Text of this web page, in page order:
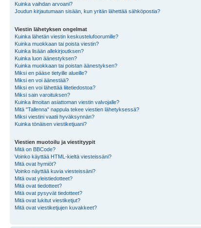
Kuinka vaihdan arvoani?
Joudun kirjautumaan sisään, kun yritän lähettää sähköpostia?
Viestin lähetyksen ongelmat
Kuinka lähetän viestin keskustelufoorumille?
Kuinka muokkaan tai poista viestin?
Kuinka lisään allekirjoutksen?
Kuinka luon äänestyksen?
Kuinka muokkaan tai poistan äänestyksen?
Miksi en pääse tietyille alueille?
Miksi en voi äänestää?
Miksi en voi lähettää liitetiedostoa?
Miksi sain varoituksen?
Kuinka ilmoitan asiattoman viestin valvojalle?
Mitä "Tallenna" nappula tekee viestien lähetyksessä?
Miksi viestini vaatii hyväksynnän?
Kuinka tönäisen viestiketjuani?
Viestien muotoilu ja viestityypit
Mitä on BBCode?
Voinko käyttää HTML-kieltä viesteissäni?
Mitä ovat hymiöt?
Voinko näyttää kuvia viesteissäni?
Mitä ovat yleistiedotteet?
Mitä ovat tiedotteet?
Mitä ovat pysyvät tiedotteet?
Mitä ovat lukitut viestiketjut?
Mitä ovat viestiketjujen kuvakkeet?